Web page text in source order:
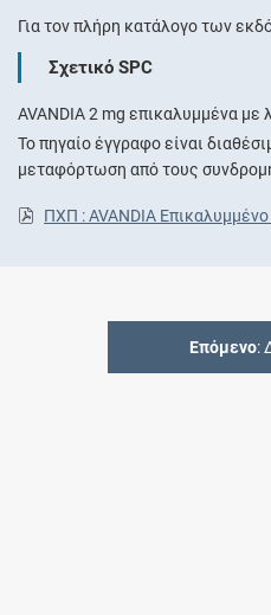
Για τον πλήρη κατάλογο των
Σχετικό SPC
AVANDIA 2 mg επικαλυμμένα με
Το πηγαίο έγγραφο είναι
μεταφόρτωση από τους
ΠΧΠ : AVANDIA Επικαλυμμένο
Επόμενο: